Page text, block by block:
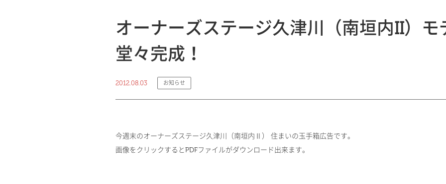
オーナーズステージ久津川（南垣内II）モ
堂々完成！
2012.08.03 お知らせ
今週末のオーナーズステージ久津川（南垣内Ⅱ） 住まいの玉手箱広告です。
画像をクリックするとPDFファイルがダウンロード出来ます。